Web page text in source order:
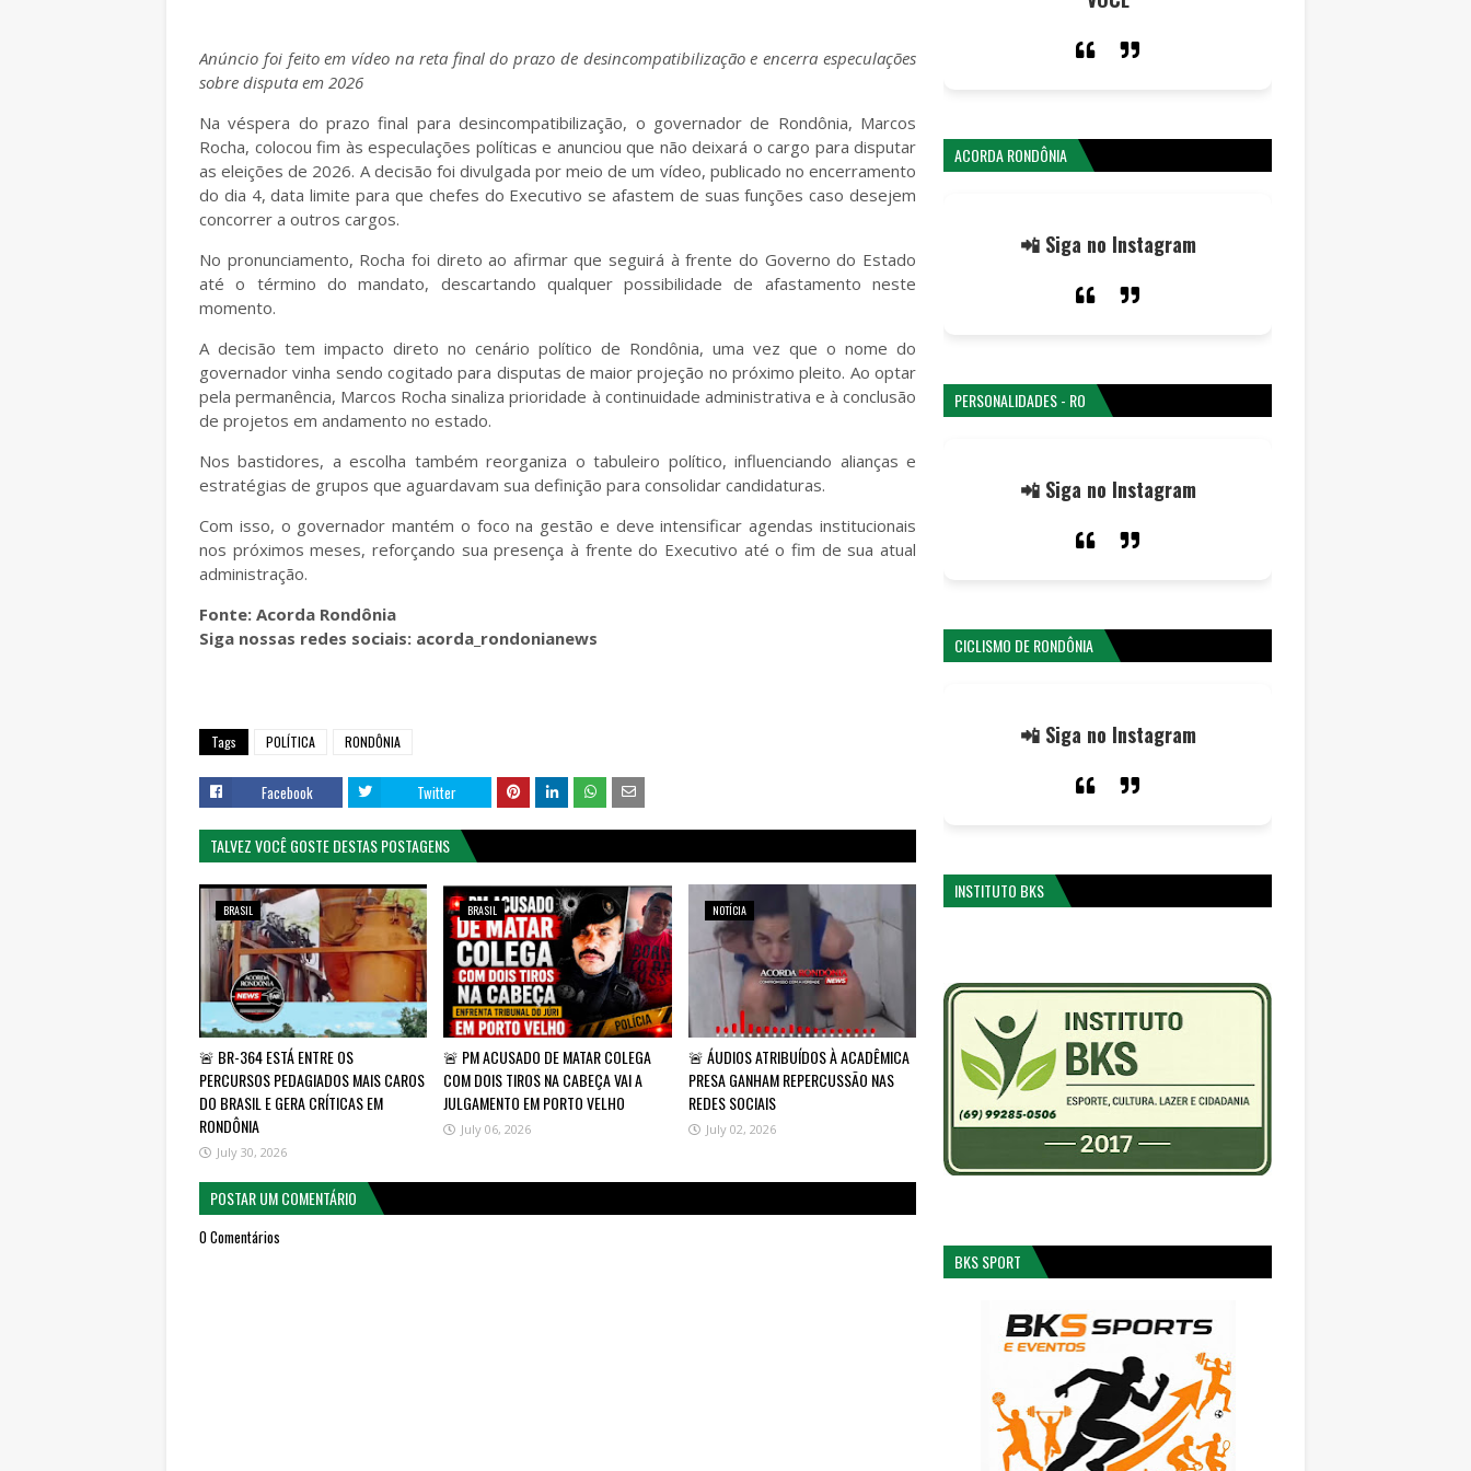
Anúncio foi feito em vídeo na reta final do prazo de desincompatibilização e encerra especulações
sobre disputa em 2026
Na véspera do prazo final para desincompatibilização, o governador de Rondônia, Marcos
Rocha, colocou fim às especulações políticas e anunciou que não deixará o cargo para disputar
as eleições de 2026. A decisão foi divulgada por meio de um vídeo, publicado no encerramento
do dia 4, data limite para que chefes do Executivo se afastem de suas funções caso desejem
concorrer a outros cargos.
No pronunciamento, Rocha foi direto ao afirmar que seguirá à frente do Governo do Estado
até o término do mandato, descartando qualquer possibilidade de afastamento neste
momento.
A decisão tem impacto direto no cenário político de Rondônia, uma vez que o nome do
governador vinha sendo cogitado para disputas de maior projeção no próximo pleito. Ao optar
pela permanência, Marcos Rocha sinaliza prioridade à continuidade administrativa e à conclusão
de projetos em andamento no estado.
Nos bastidores, a escolha também reorganiza o tabuleiro político, influenciando alianças e
estratégias de grupos que aguardavam sua definição para consolidar candidaturas.
Com isso, o governador mantém o foco na gestão e deve intensificar agendas institucionais
nos próximos meses, reforçando sua presença à frente do Executivo até o fim de sua atual
administração.
Fonte: Acorda Rondônia
Siga nossas redes sociais: acorda_rondonianews
Tags POLÍTICA RONDÔNIA
Facebook Twitter
TALVEZ VOCÊ GOSTE DESTAS POSTAGENS
BRASIL
🚨 BR-364 ESTÁ ENTRE OS
PERCURSOS PEDAGIADOS MAIS CAROS
DO BRASIL E GERA CRÍTICAS EM
RONDÔNIA
July 30, 2026
BRASIL
🚨 PM ACUSADO DE MATAR COLEGA
COM DOIS TIROS NA CABEÇA VAI A
JULGAMENTO EM PORTO VELHO
July 06, 2026
NOTÍCIA
🚨 ÁUDIOS ATRIBUÍDOS À ACADÊMICA
PRESA GANHAM REPERCUSSÃO NAS
REDES SOCIAIS
July 02, 2026
POSTAR UM COMENTÁRIO
0 Comentários
ACORDA RONDÔNIA
📲 Siga no Instagram
PERSONALIDADES - RO
📲 Siga no Instagram
CICLISMO DE RONDÔNIA
📲 Siga no Instagram
INSTITUTO BKS
BKS SPORT